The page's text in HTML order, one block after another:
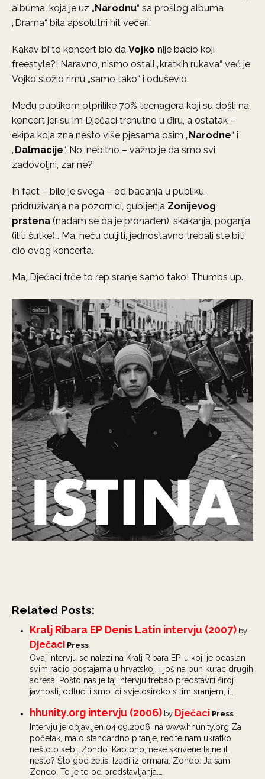
albuma, koja je uz „ Narodnu“ sa prošlog albuma
„Drama“ bila apsolutni hit večeri.
Kakav bi to koncert bio da Vojko nije bacio koji
freestyle?! Naravno, nismo ostali „kratkih rukava“ već je
Vojko složio rimu „samo tako“ i oduševio.
Među publikom otprilike 70% teenagera koji su došli na
koncert jer su im Dječaci trenutno u điru, a ostatak –
ekipa koja zna nešto više pjesama osim „ Narodne“ i
„ Dalmacije“. No, nebitno – važno je da smo svi
zadovoljni, zar ne?
In fact – bilo je svega – od bacanja u publiku,
pridruživanja na pozornici, gubljenja Zonijevog
prstena (nadam se da je pronađen), skakanja, poganja
(iliti šutke)… Ma, neću duljiti, jednostavno trebali ste biti
dio ovog koncerta.
Ma, Dječaci trče to rep sranje samo tako! Thumbs up.
Related Posts:
Kralj Ribara EP Denis Latin intervju (2007) by
Dječaci Press
Ovaj intervju se nalazi na Kralj Ribara EP-u koji je odaslan
svim radio postajama u hrvatskoj, i još na pun kurac drugih
adresa. Pošto nas je taj intervju trebao predstaviti široj
javnosti, odlučili smo ići svjetoširoko s tim sranjem, i…
hhunity.org intervju (2006) by Dječaci Press
Intervju je objavljen 04.09.2006. na www.hhunity.org Za
početak, malo standardno pitanje, recite nam ukratko
nešto o sebi. Zondo: Kao ono, neke skrivene tajne il
nešto? Što god želiš. Izađi iz ormara. Zondo: Ja sam
Zondo. To je to od predstavljanja.…